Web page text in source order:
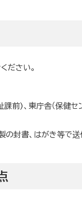
ださい。
前)、東庁舎（保健セ
の封書、はがき等で送